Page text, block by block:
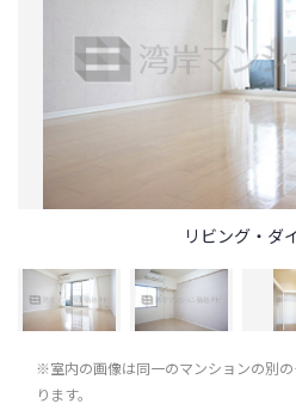
リビング・ダ
※室内の画像は同一のマンションの別
ります。